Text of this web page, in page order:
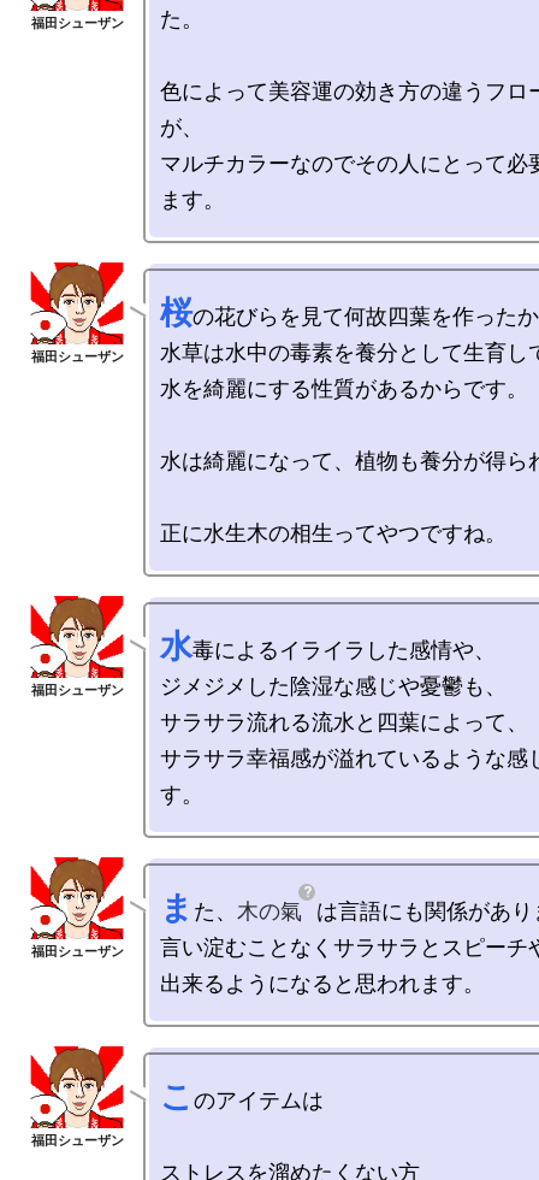
た。
色によって美容運の効き方の違うフロ
が、
マルチカラーなのでその人にとって必
桜の花びらを見て何故四葉を作った
水草は水中の毒素を養分として生育し
水を綺麗にする性質があるからです。
水は綺麗になって、植物も養分が得ら
水毒によるイライラした感情や、
ジメジメした陰湿な感じや憂鬱も、
サラサラ流れる流水と四葉によって、
サラサラ幸福感が溢れているような感
ま た、 木の氣
は言語にも関係があ
言い淀むことなくサラサラとスピーチ
こ のアイテムは
ストレスを溜めたくない方